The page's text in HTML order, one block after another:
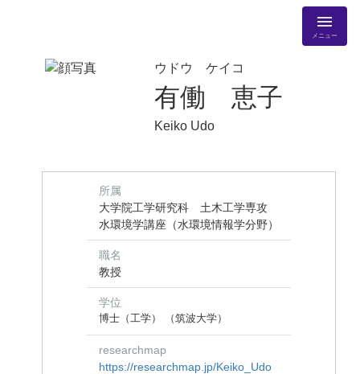
メニュー
ウドウ ケイコ
有働 恵子
Keiko Udo
所属
大学院工学研究科 土木工学専攻
水環境学講座（水環境情報学分野）
職名
教授
学位
博士（工学） （筑波大学）
researchmap
https://researchmap.jp/Keiko_Udo